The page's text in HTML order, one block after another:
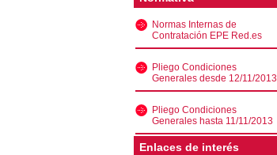
Normas Internas de
Contratación EPE Red.es
Pliego Condiciones
Generales desde 12/11/2013
Pliego Condiciones
Generales hasta 11/11/2013
Enlaces de interés